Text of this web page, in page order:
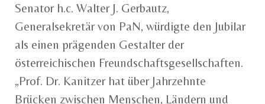
Senator h.c. Walter J. Gerbautz,
Generalsekretär von PaN, würdigte den Jubilar
als einen prägenden Gestalter der
österreichischen Freundschaftsgesellschaften.
„Prof. Dr. Kanitzer hat über Jahrzehnte
Brücken zwischen Menschen, Ländern und